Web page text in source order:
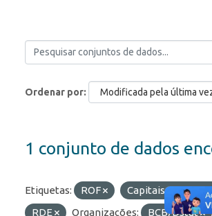
Ordenar por
1 conjunto de dados
Etiquetas: ROF
Capitais
RDE
Organizações: BCB/Dstat